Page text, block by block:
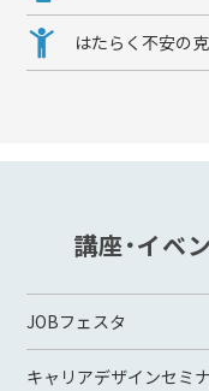
はたらく不安の
講座・イベ
JOBフェスタ
キャリアデザインセミ